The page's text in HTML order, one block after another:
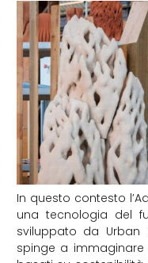
In questo contesto
una tecnologia del
sviluppato da Urban
spinge a